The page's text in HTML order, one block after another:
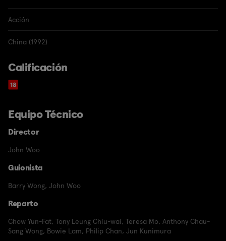
Acción
China (1992)
Calificación
Equipo Técnico
Director
John Woo
Guionista
Barry Wong, John Woo
Reparto
Chow Yun-Fat, Tony Leung Chiu-wai, Teresa Mo, Anthony Chau-
Sang Wong, Bowie Lam, Philip Chan, Jun Kunimura